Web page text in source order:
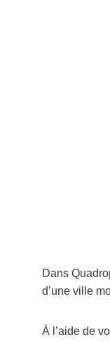
Dans
d’une ville
À l’aide de